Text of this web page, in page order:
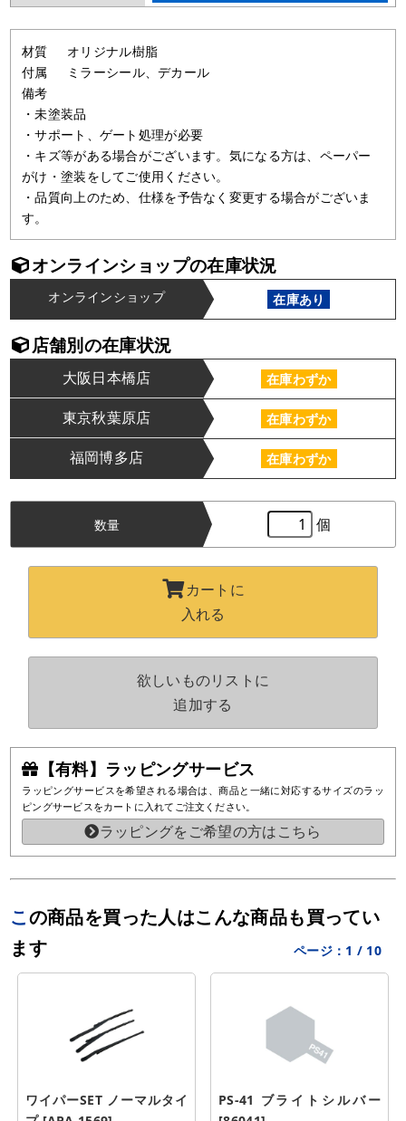
材質 オリジナル樹脂
付属 ミラーシール、デカール
備考
・未塗装品
・サポート、ゲート処理が必要
・キズ等がある場合がございます。気になる方は、ペーパー
がけ・塗装をしてご使用ください。
・品質向上のため、仕様を予告なく変更する場合がございま
す。
オンラインショップの在庫状況
オンラインショップ 在庫あり
店舗別の在庫状況
大阪日本橋店 在庫わずか
東京秋葉原店 在庫わずか
福岡博多店 在庫わずか
【有料】ラッピングサービス
ラッピングサービスを希望される場合は、商品と一緒に対応するサイズのラッ
ピングサービスをカートに入れてご注文ください。
ラッピングをご希望の方はこちら
数量 個
カートに
入れる
欲しいものリストに
追加する
この商品を買った人はこんな商品も買ってい
ます
ページ： 1 / 10
ワイパーSET ノーマルタイ
PS-41 ブライトシルバー